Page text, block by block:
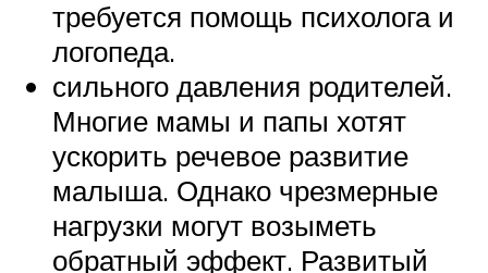
требуется помощь психолога и
логопеда.
сильного давления родителей.
Многие мамы и папы хотят
ускорить речевое развитие
малыша. Однако чрезмерные
нагрузки могут возыметь
обратный эффект. Развитый